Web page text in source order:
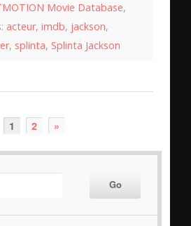
Movie Database,
acteur, imdb, jackson,
, splinta, Splinta Jackson
1 2 »